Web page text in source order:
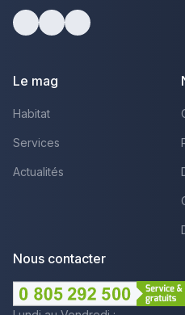
Le mag
Habitat
Services
Actualités
Nous contacter